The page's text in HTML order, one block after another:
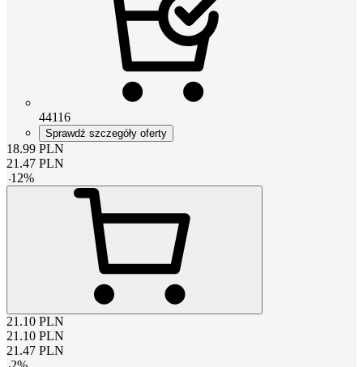
44116
Sprawdź szczegóły oferty
18.99 PLN
21.47 PLN
-12%
21.10 PLN
21.10 PLN
21.47 PLN